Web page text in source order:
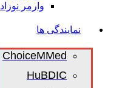
وارمر نوزاد
نمایندگی ها
ChoiceMMed
HuBDIC